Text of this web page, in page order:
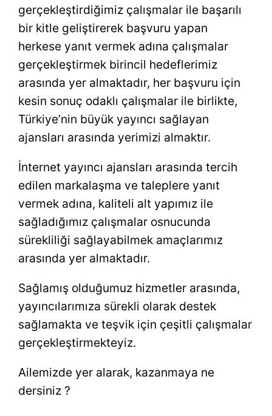
gerçekleştirdiğimiz çalışmalar ile başarılı
bir kitle geliştirerek başvuru yapan
herkese yanıt vermek adına çalışmalar
gerçekleştirmek birincil hedeflerimiz
arasında yer almaktadır, her başvuru için
kesin sonuç odaklı çalışmalar ile birlikte,
Türkiye’nin büyük yayıncı sağlayan
ajansları arasında yerimizi almaktır.
İnternet yayıncı ajansları arasında tercih
edilen markalaşma ve taleplere yanıt
vermek adına, kaliteli alt yapımız ile
sağladığımız çalışmalar osnucunda
sürekliliği sağlayabilmek amaçlarımız
arasında yer almaktadır.
Sağlamış olduğumuz hizmetler arasında,
yayıncılarımıza sürekli olarak destek
sağlamakta ve teşvik için çeşitli çalışmalar
gerçekleştirmekteyiz.
Ailemizde yer alarak, kazanmaya ne
dersiniz ?